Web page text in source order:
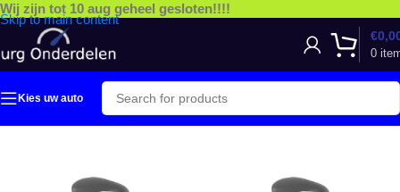
Skip to main content
Wij zijn tot 10 aug geheel gesloten!!!!
0
€
Kies uw auto